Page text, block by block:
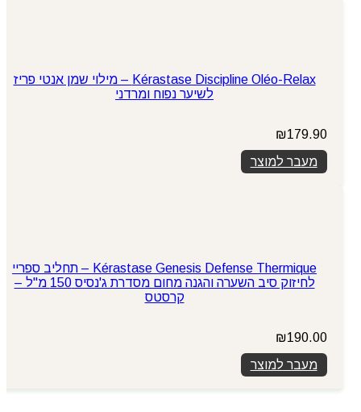
Kérastase Discipline Oléo-Relax – מילוי שמן אנטי פריז
לשיער נפוח ומרדני
₪179.90
מעבר למוצר
Kérastase Genesis Defense Thermique – תחליב ספריי
לחיזוק סיב השערה והגנה מחום מסדרת ג'נסיס 150 מ"ל –
קרסטס
₪190.00
מעבר למוצר